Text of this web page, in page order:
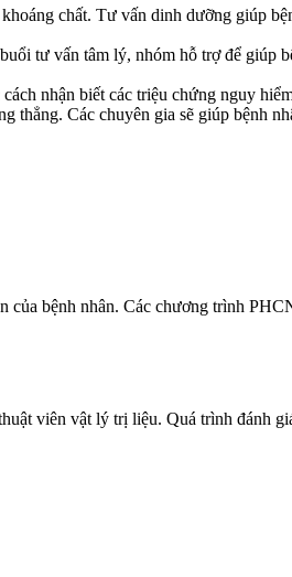
chất. Tư vấn dinh dưỡng giúp
tư vấn tâm lý, nhóm hỗ trợ để giúp
nhận biết các triệu chứng nguy
thẳng. Các chuyên gia sẽ giúp bệnh
bệnh nhân. Các chương trình
viên vật lý trị liệu. Quá trình đánh